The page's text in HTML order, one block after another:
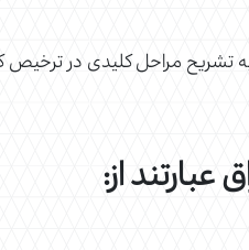
مراحل کلیدی در ترخیص
از: